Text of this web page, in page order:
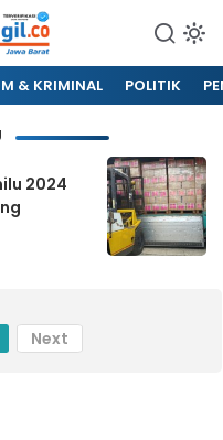
& KRIMINAL POLITIK
2024
Next